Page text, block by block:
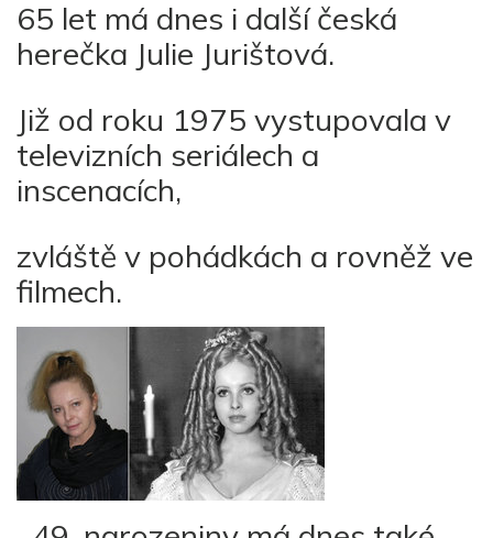
65 let má dnes i další česká
herečka Julie Jurištová.
Již od roku 1975 vystupovala v
televizních seriálech a
inscenacích,
zvláště v pohádkách a rovněž ve
filmech.